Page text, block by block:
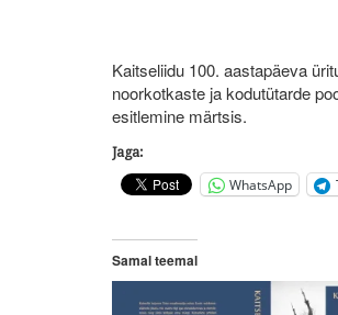
Kaitseliidu 100. aastapäeva
noorkotkaste ja kodutütarde
esitlemine märtsis.
Jaga:
WhatsApp
Samal teemal